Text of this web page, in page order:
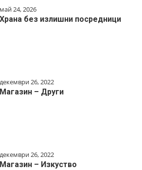
май 24, 2026
Храна без излишни посредници
декември 26, 2022
Магазин – Други
декември 26, 2022
Магазин – Изкуство